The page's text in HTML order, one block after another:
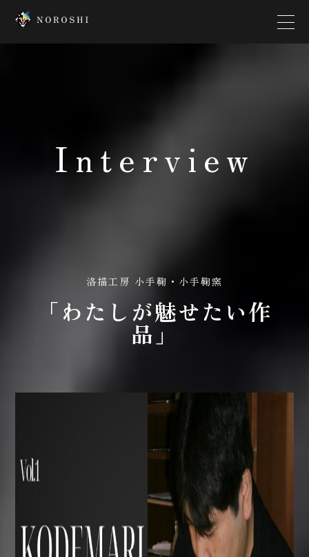
Interview
Platform
Interview
洛描工房 小手鞠・小手鞠窯
「わたしが魅せたい作
品」